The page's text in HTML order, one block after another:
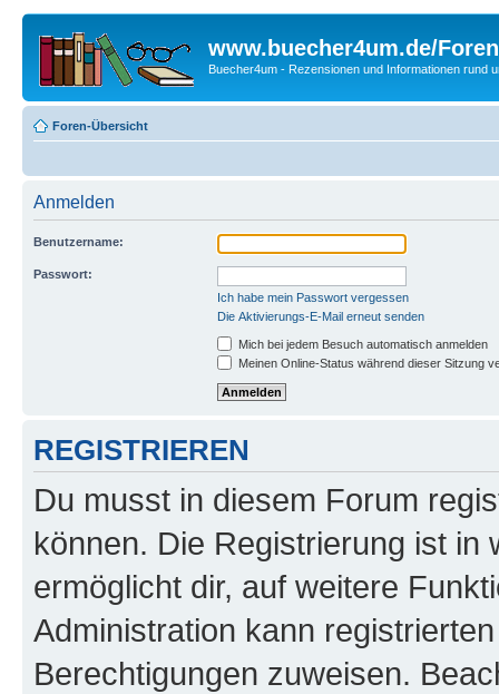
www.buecher4um.de/Foren
Buecher4um - Rezensionen und Informationen rund
Foren-Übersicht
Anmelden
Benutzername:
Passwort:
Ich habe mein Passwort vergessen
Die Aktivierungs-E-Mail erneut senden
Mich bei jedem Besuch automatisch anmelden
Meinen Online-Status während dieser Sitzung
REGISTRIEREN
Du musst in diesem Forum
können. Die Registrierung ist in
ermöglicht dir, auf weitere
Administration kann
Berechtigungen zuweisen.